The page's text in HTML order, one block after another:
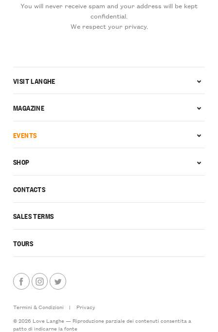
You will never receive spam and your address will be kept
confidential.
We respect your privacy.
CONTACTS
SALES TERMS
TOURS
VISIT LANGHE
MAGAZINE
EVENTS
SHOP
Termini & Condizioni |
Privacy
© 2026 Love Langhe — Riproduzione parziale dei contenuti consentita a
patto di indicarne la fonte